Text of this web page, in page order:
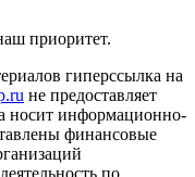
приоритет.
гиперссылка на
не предоставляет
носит информационно-
финансовые
по